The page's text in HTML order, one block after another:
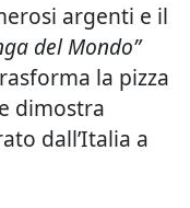
argenti e il
del Mondo”
la pizza
dimostra
dall’Italia a